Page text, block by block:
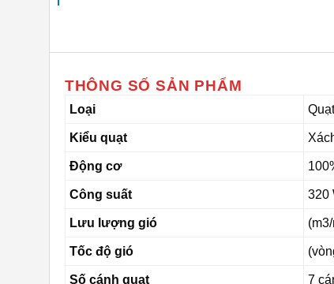
THÔNG SỐ SẢN PHẨM
Loại
Kiểu quạt
Động cơ
Công suất 320
Lưu lượng gió
Tốc độ gió
Số cánh quạt 7